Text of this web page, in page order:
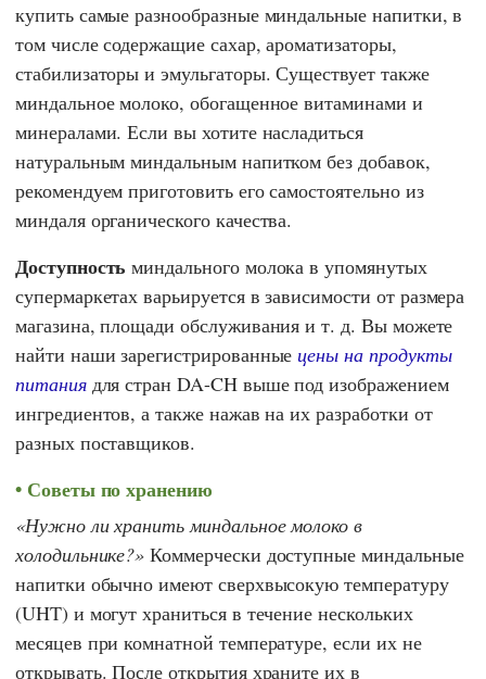
купить самые разнообразные миндальные напитки, в
том числе содержащие сахар, ароматизаторы,
стабилизаторы и эмульгаторы. Существует также
миндальное молоко, обогащенное витаминами и
минералами. Если вы хотите насладиться
натуральным миндальным напитком без добавок,
рекомендуем приготовить его самостоятельно из
миндаля органического качества.
Доступность миндального молока в упомянутых
супермаркетах варьируется в зависимости от размера
магазина, площади обслуживания и т. д. Вы можете
найти наши зарегистрированные цены на продукты
питаниядля стран DA-CH выше под изображением
ингредиентов, а также нажав на их разработки от
разных поставщиков.
Советы по хранению
Нужно ли хранить миндальное молоко в
холодильнике? Коммерчески доступные миндальные
напитки обычно имеют сверхвысокую температуру
(UHT) и могут храниться в течение нескольких
месяцев при комнатной температуре, если их не
открывать. После открытия храните их в